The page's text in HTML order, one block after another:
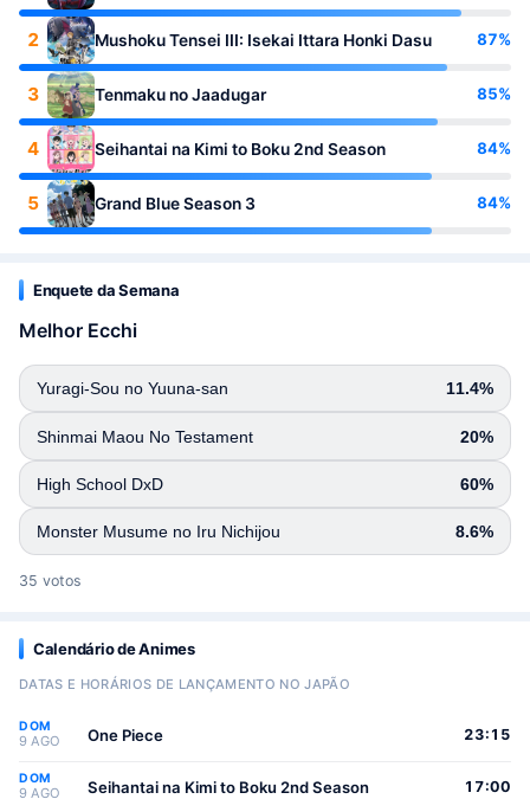
2 Mushoku Tensei III: Isekai Ittara Honki Dasu 87%
3 Tenmaku no Jaadugar 85%
4 Seihantai na Kimi to Boku 2nd Season 84%
5 Grand Blue Season 3 84%
Enquete da Semana
Melhor Ecchi
Yuragi-Sou no Yuuna-san 11.4%
Shinmai Maou No Testament 20%
High School DxD 60%
Monster Musume no Iru Nichijou 8.6%
35 votos
Calendário de Animes
DATAS E HORÁRIOS DE LANÇAMENTO NO JAPÃO
DOM
9 AGO One Piece 23:15
DOM
9 AGO Seihantai na Kimi to Boku 2nd Season 17:00